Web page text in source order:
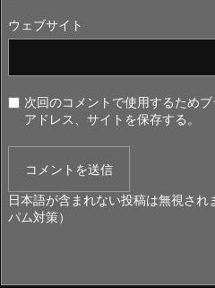
ウェブサイト
次回のコメントで使用するため
アドレス、サイトを保存する。
日本語が含まれない投稿は無視さ
パム対策）